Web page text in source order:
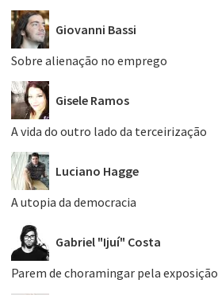
Giovanni Bassi
Sobre alienação no emprego
Gisele Ramos
A vida do outro lado da terceirização
Luciano Hagge
A utopia da democracia
Gabriel "Ijuí" Costa
Parem de choramingar pela exposição